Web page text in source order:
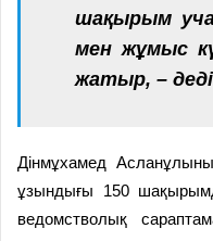
шақырым
мен жұмыс
жатыр, –
Дінмұхамед
ұзындығы 150
ведомстволық